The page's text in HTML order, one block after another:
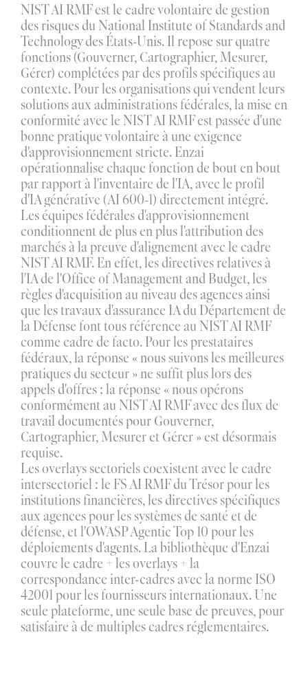
NIST AI RMF est le cadre volontaire de gestion
des risques du National Institute of Standards and
Technology des États-Unis. Il repose sur quatre
fonctions (Gouverner, Cartographier, Mesurer,
Gérer) complétées par des profils spécifiques au
contexte. Pour les organisations qui vendent leurs
solutions aux administrations fédérales, la mise en
conformité avec le NIST AI RMF est passée d'une
bonne pratique volontaire à une exigence
d'approvisionnement stricte. Enzai
opérationnalise chaque fonction de bout en bout
par rapport à l'inventaire de l'IA, avec le profil
d'IA générative (AI 600-1) directement intégré.
Les équipes fédérales d'approvisionnement
conditionnent de plus en plus l'attribution des
marchés à la preuve d'alignement avec le cadre
NIST AI RMF. En effet, les directives relatives à
l'IA de l'Office of Management and Budget, les
règles d'acquisition au niveau des agences ainsi
que les travaux d'assurance IA du Département de
la Défense font tous référence au NIST AI RMF
comme cadre de facto. Pour les prestataires
fédéraux, la réponse « nous suivons les meilleures
pratiques du secteur » ne suffit plus lors des
appels d'offres ; la réponse « nous opérons
conformément au NIST AI RMF avec des flux de
travail documentés pour Gouverner,
Cartographier, Mesurer et Gérer » est désormais
requise.
Les overlays sectoriels coexistent avec le cadre
intersectoriel : le FS AI RMF du Trésor pour les
institutions financières, les directives spécifiques
aux agences pour les systèmes de santé et de
défense, et l'OWASP Agentic Top 10 pour les
déploiements d'agents. La bibliothèque d'Enzai
couvre le cadre + les overlays + la
correspondance inter-cadres avec la norme ISO
42001 pour les fournisseurs internationaux. Une
seule plateforme, une seule base de preuves, pour
satisfaire à de multiples cadres réglementaires.